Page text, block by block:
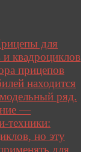
для
и квадроциклов
прицепов
находится
ряд.
—
техники:
но эту
для